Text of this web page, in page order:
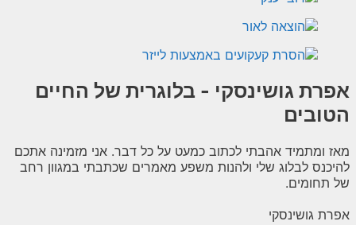
אפרת גושינסקי - בלוגרית של החיים
הטובים
מאז ומתמיד אהבתי לכתוב כמעט על כל דבר. אני מזמינה אתכם
להיכנס לבלוג שלי ולהנות משפע מאמרים שכתבתי במגוון רחב
של תחומים.
אפרת גושינסקי